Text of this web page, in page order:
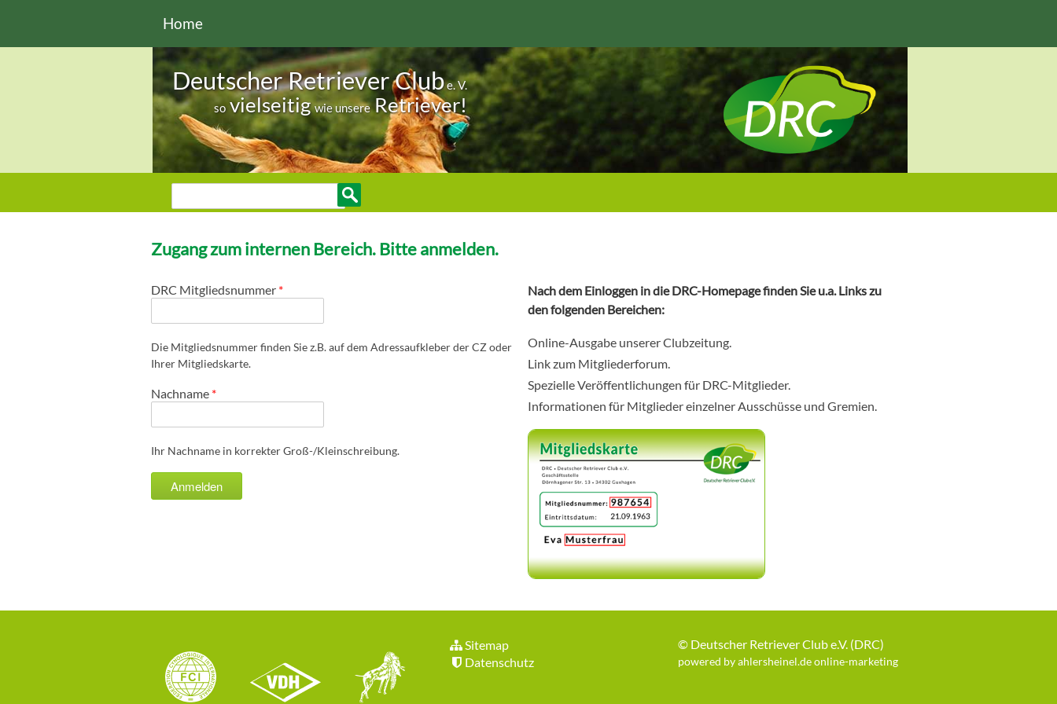
Home
Deutscher Retriever Clube. V.
sovielseitigwie unsereRetriever!
Sie sind hier
Zugang zum internen Bereich. Bitte anmelden.
DRC Mitgliedsnummer *
Die Mitgliedsnummer finden Sie z.B. auf dem Adressaufkleber der CZ oder
Ihrer Mitgliedskarte.
Nachname *
Ihr Nachname in korrekter Groß-/Kleinschreibung.
Nach dem Einloggen in die DRC-Homepage finden Sie u.a. Links zu
den folgenden Bereichen:
Online-Ausgabe unserer Clubzeitung.
Link zum Mitgliederforum.
Spezielle Veröffentlichungen für DRC-Mitglieder.
Informationen für Mitglieder einzelner Ausschüsse und Gremien.
Sitemap
Datenschutz
© Deutscher Retriever Club e.V. (DRC)
powered by ahlersheinel.de online-marketing